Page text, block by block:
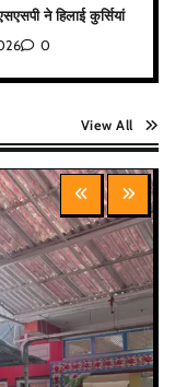
ने हिलाई कुर्सियां
0
View All